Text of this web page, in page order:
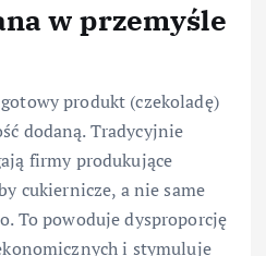
w przemyśle
produkt (czekoladę)
dodaną. Tradycyjnie
firmy produkujące
cukiernicze, a nie same
To powoduje dysproporcję
i stymuluje